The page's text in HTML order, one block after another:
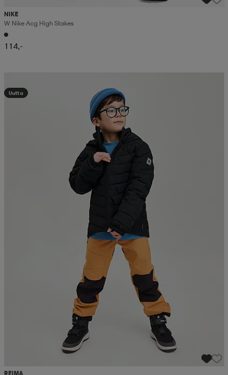
NIKE
W Nike Acg High Stakes
114,-
Uutta
REIMA